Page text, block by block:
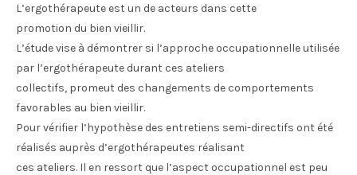
L’ergothérapeute est un de acteurs dans cette
promotion du bien vieillir.
L’étude vise à démontrer si l’approche occupationnelle utilisée
par l’ergothérapeute durant ces ateliers
collectifs, promeut des changements de comportements
favorables au bien vieillir.
Pour vérifier l’hypothèse des entretiens semi-directifs ont été
réalisés auprès d’ergothérapeutes réalisant
ces ateliers. Il en ressort que l’aspect occupationnel est peu